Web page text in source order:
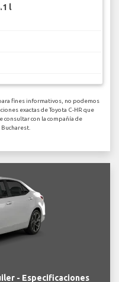
l
fines informativos, no podemos
exactas de Toyota C-HR que
con la compañía de
- Especificaciones